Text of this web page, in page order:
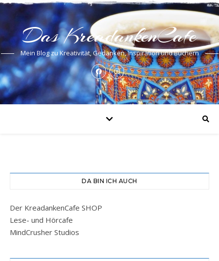
Das KreadankenCafe
Mein Blog zu Kreativität, Gedanken, Inspiration und Büchern
DA BIN ICH AUCH
Der KreadankenCafe SHOP
Lese- und Hörcafe
MindCrusher Studios